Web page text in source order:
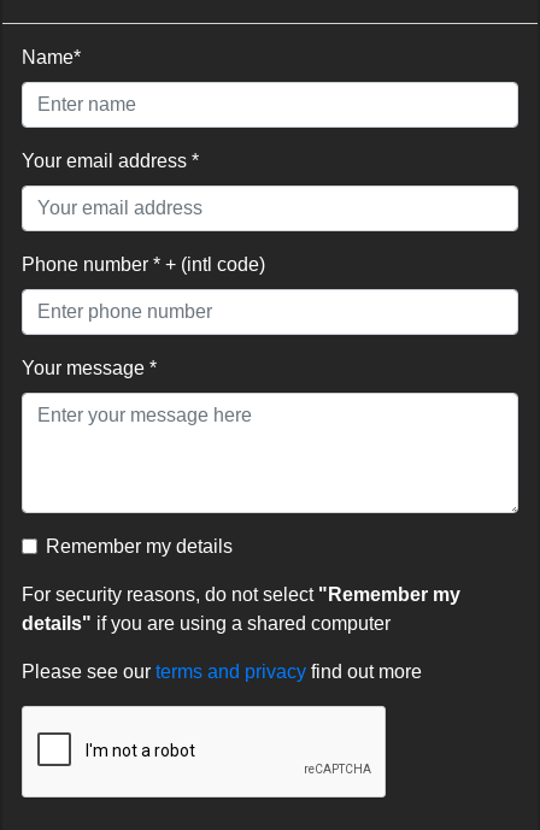
Name*
Your email address *
Phone number * + (intl code)
Your message *
Remember my details
For security reasons, do not select "Remember my
details" if you are using a shared computer
Please see our terms and privacy find out more